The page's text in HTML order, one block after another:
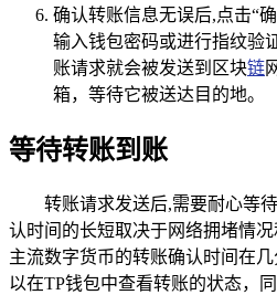
确认转账信息无误后,点击“
输入钱包密码或进行指纹验
账请求就会被发送到区块链
箱，等待它被送达目的地。
等待转账到账
转账请求发送后,需要耐心等
认时间的长短取决于网络拥堵情
主流数字货币的转账确认时间在
以在TP钱包中查看转账的状态，